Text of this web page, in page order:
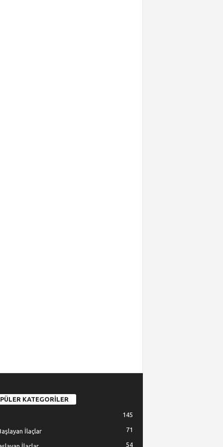
KATEGORİLER
145
İlaçlar 71
54